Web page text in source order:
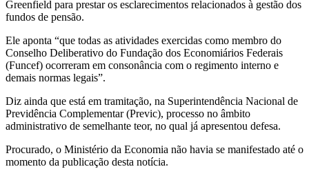
Greenfield para prestar os esclarecimentos relacionados à gestão dos
fundos de pensão.
Ele aponta “que todas as atividades exercidas como membro do
Conselho Deliberativo do Fundação dos Economiários Federais
(Funcef) ocorreram em consonância com o regimento interno e
demais normas legais”.
Diz ainda que está em tramitação, na Superintendência Nacional de
Previdência Complementar (Previc), processo no âmbito
administrativo de semelhante teor, no qual já apresentou defesa.
Procurado, o Ministério da Economia não havia se manifestado até o
momento da publicação desta notícia.